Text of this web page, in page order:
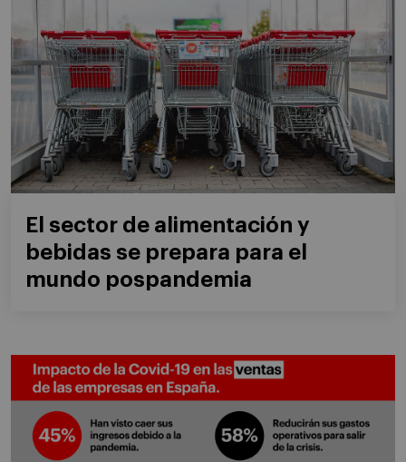
El sector de alimentación y
bebidas se prepara para el
mundo pospandemia